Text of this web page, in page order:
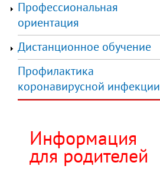
Профессиональная
ориентация
Дистанционное обучение
Профилактика
коронавирусной инфекции
Информация
для родителей